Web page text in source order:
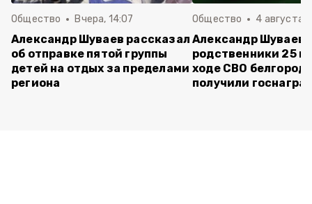
Общество Вчера, 14:07
Александр Шуваев рассказал
об отправке пятой группы
детей на отдых за пределами
региона
Общество 4 августа ,
Александр Шуваев:
родственники 25
ходе СВО
получили